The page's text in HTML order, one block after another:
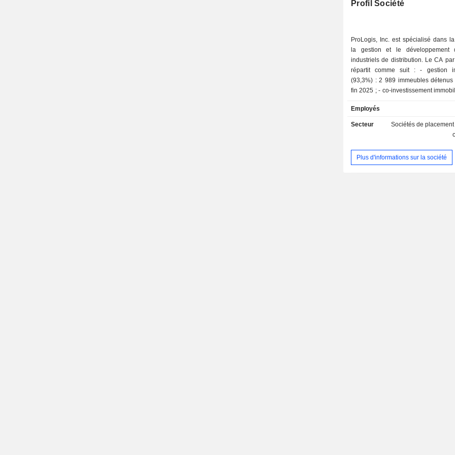
Nouvelle-Zélande
Espagne
Luxembourg
Finlande
Singapour
Profil Société
ProLogis, Inc. est spécialisé dans
la gestion et le développement
industriels de distribution. Le CA
répartit comme suit : - gestion immobilière
(93,3%) : 2 989 immeubles
fin 2025 ; - co-investissement immobilier (6,7%).
suivante : Etats-Unis (91%),
Europe (4%) et Asie (1,8%).
Employés
Secteur
Sociétés de
Plus d'informations sur la société